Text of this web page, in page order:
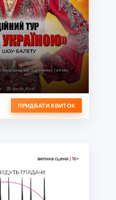
ПРИДБАТИ КВИТОК